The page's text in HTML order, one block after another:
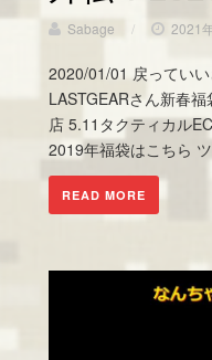
Sabage / 2021
2020/01/01 戻ってい
LASTGEARさん新春
店 5.11タクティカル
2019年福袋はこちら
READ MORE